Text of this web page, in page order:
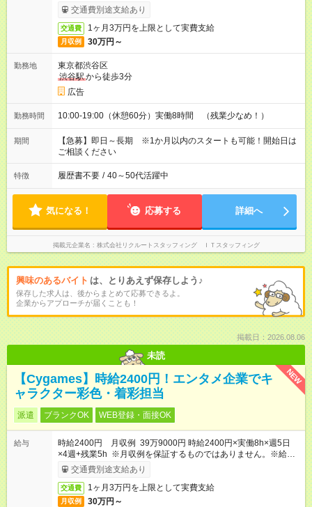
交通費別途支給あり
交通費 1ヶ月3万円を上限として実費支給
月収例 30万円～
勤務地
東京都渋谷区
渋谷駅から徒歩3分
広告
勤務時間 10:00-19:00（休憩60分）実働8時間 （残業少なめ！）
期間
【急募】即日～長期 ※1か月以内のスタートも可能！開始日は
ご相談ください
特徴 履歴書不要 / 40～50代活躍中
気になる！ 応募する 詳細へ
掲載元企業名 株式会社リクルートスタッフィング ＩＴスタッフィング
興味のあるバイト は、とりあえず保存しよう♪
保存した求人は、後からまとめて応募できるよ。
企業からアプローチが届くことも！
掲載日：2026.08.06
未読
NEW
【Cygames】時給2400円！エンタメ企業でキ
ャラクター彩色・着彩担当
派遣 ブランクOK WEB登録・面接OK
給与
時給2400円 月収例 39万9000円 時給2400円×実働8h×週5日
×4週+残業5h ※月収例を保証するものではありません。※給与
即受取りサービス利用可（利用条件有）
交通費別途支給あり
交通費 1ヶ月3万円を上限として実費支給
月収例 30万円～